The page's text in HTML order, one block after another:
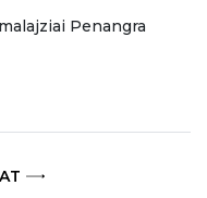
Penangra